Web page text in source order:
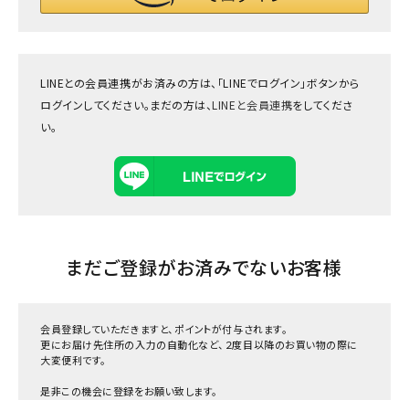
LINEとの会員連携がお済みの方は、「LINEでログイン」ボタンから
ログインしてください。まだの方は、LINEと会員連携をしてくださ
い。
まだご登録がお済みでないお客様
会員登録していただきますと、ポイントが付与されます。
更にお届け先住所の入力の自動化など、２度目以降のお買い物の際に
大変便利です。
是非この機会に登録をお願い致します。